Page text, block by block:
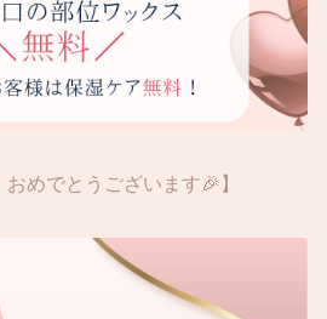
おめでとうございます🎉】